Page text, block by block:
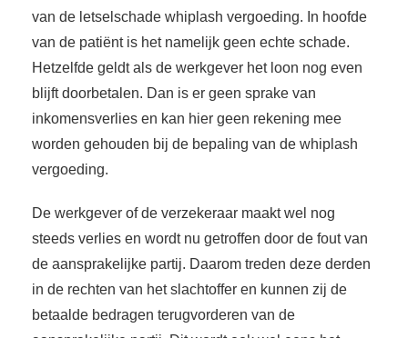
van de letselschade whiplash vergoeding. In hoofde
van de patiënt is het namelijk geen echte schade.
Hetzelfde geldt als de werkgever het loon nog even
blijft doorbetalen. Dan is er geen sprake van
inkomensverlies en kan hier geen rekening mee
worden gehouden bij de bepaling van de whiplash
vergoeding.
De werkgever of de verzekeraar maakt wel nog
steeds verlies en wordt nu getroffen door de fout van
de aansprakelijke partij. Daarom treden deze derden
in de rechten van het slachtoffer en kunnen zij de
betaalde bedragen terugvorderen van de